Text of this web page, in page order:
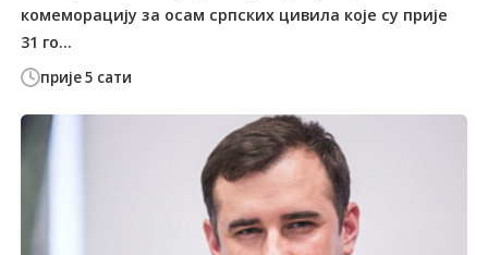
прије 5 сати
комеморацију за осам српских цивила које су прије
31 го...